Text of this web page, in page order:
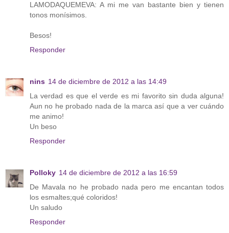
LAMODAQUEMEVA: A mi me van bastante bien y tienen
tonos monísimos.
Besos!
Responder
nins 14 de diciembre de 2012 a las 14:49
La verdad es que el verde es mi favorito sin duda alguna!
Aun no he probado nada de la marca así que a ver cuándo
me animo!
Un beso
Responder
Polloky 14 de diciembre de 2012 a las 16:59
De Mavala no he probado nada pero me encantan todos
los esmaltes;qué coloridos!
Un saludo
Responder